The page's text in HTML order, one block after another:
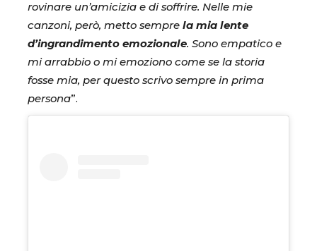
rovinare un’amicizia e di soffrire. Nelle mie
canzoni, però, metto sempre la mia lente
d’ingrandimento emozionale. Sono empatico e
mi arrabbio o mi emoziono come se la storia
fosse mia, per questo scrivo sempre in prima
persona”.